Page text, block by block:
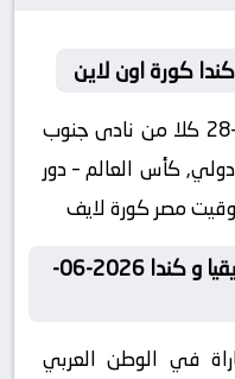
كورة اون لاين
يلا شوت يلتقى اليوم 2026-06-28 كلا من نادى جنوب
كأس العالم – دور
معلومات عن مباراة جنوب أفريقيا و كندا 2026-06-
في الوطن العربي